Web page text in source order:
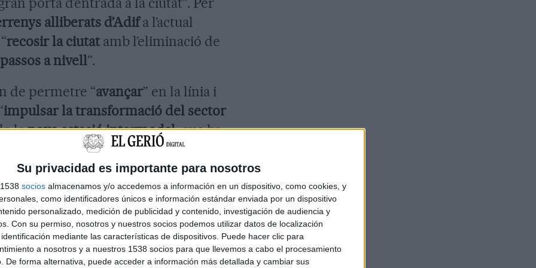
Su privacidad es importante para nosotros
socios almacenamos y/o accedemos a información en un dispositivo, como cookies, y
como identificadores únicos e información estándar enviada por un dispositivo
personalizado, medición de publicidad y contenido, investigación de audiencia y
Con su permiso, nosotros y nuestros socios podemos utilizar datos de localización
mediante las características de dispositivos. Puede hacer clic para
a nosotros y a nuestros 1538 socios para que llevemos a cabo el procesamiento
De forma alternativa, puede acceder a información más detallada y cambiar sus
alliberats d’Adifa l’actual
recosir la ciutatamb l’eliminació de
passos a nivell”.
de permetre “avançar” en la línia i
impulsar la transformació del sector
lanova estació intermodal, que ha
amb la nova sortida de l’
de la C-31 fins a lanova estació
se en l’estació intermodal,
comarca, i l’estació de referència del
França.
,Masqueftambé celebra l’acord per